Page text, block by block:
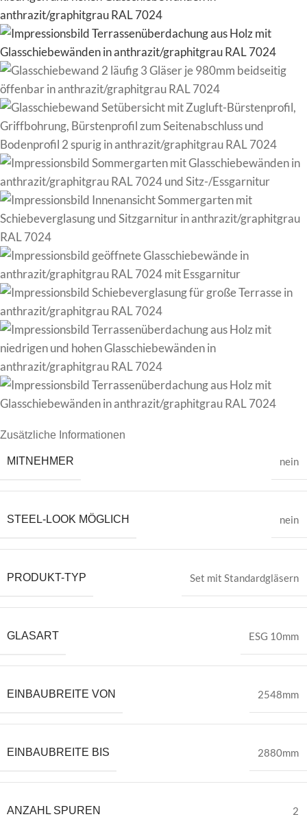
Zusätzliche Informationen
MITNEHMER nein
STEEL-LOOK MÖGLICH nein
PRODUKT-TYP Set mit Standardgläsern
GLASART ESG 10mm
EINBAUBREITE VON 2548mm
EINBAUBREITE BIS 2880mm
ANZAHL SPUREN 2